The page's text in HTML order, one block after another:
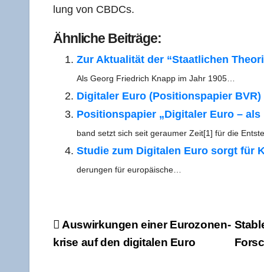
lung von CBDCs.
Ähn­li­che Beiträge:
Zur Aktua­li­tät der “Staat­li­chen
Als Georg Fried­rich Knapp im Jahr 1905…
Digi­ta­ler Euro (Posi­ti­ons­pa­pier BVR)
Posi­ti­ons­pa­pier „Digi­ta­ler Euro –
band setzt sich seit gerau­mer Zeit[1] für die
Stu­die zum Digi­ta­len Euro sorgt für
de­run­gen für europäische…
Beitragsnavigation
Aus­wir­kun­gen einer Euro­zo­nen­
kri­se auf den digi­ta­len Euro